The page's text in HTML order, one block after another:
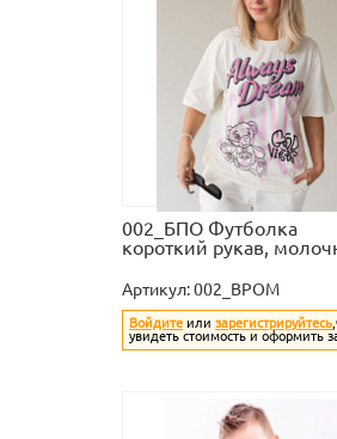
002_БПО Футболка
короткий рукав,
Артикул:002_BPOM
Войдите или зарегистрируйтесь
увидеть стоимость и оформить